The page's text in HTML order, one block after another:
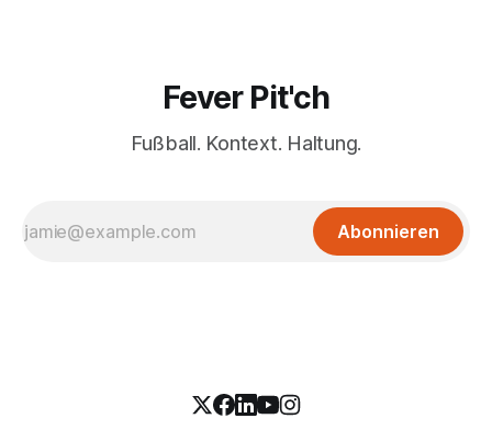
Fever Pit'ch
Fußball. Kontext. Haltung.
Abonnieren